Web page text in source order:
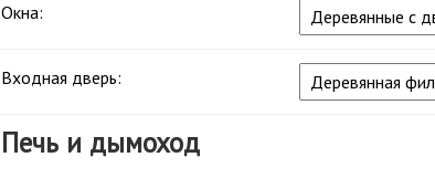
Окна:
Входная дверь:
Печь и дымоход